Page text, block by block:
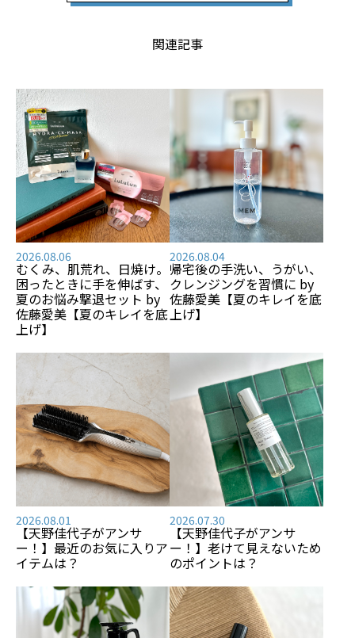
関連記事
2026.08.06
むくみ、肌荒れ、日焼け――。
困ったときに手を伸ばす、
夏のお悩み撃退セット by
佐藤愛美【夏のキレイを底
上げ】
2026.08.04
帰宅後の手洗い、うがい、
クレンジングを習慣に by
佐藤愛美【夏のキレイを底
上げ】
2026.08.01
【天野佳代子がアンサ
ー！】最近のお気に入りア
イテムは？
2026.07.30
【天野佳代子がアンサ
ー！】老けて見えないため
のポイントは？